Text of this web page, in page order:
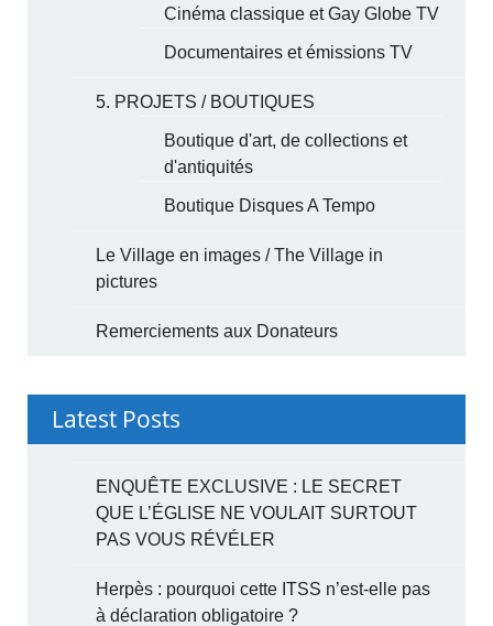
Cinéma classique et Gay Globe TV
Documentaires et émissions TV
5. PROJETS / BOUTIQUES
Boutique d'art, de collections et
d'antiquités
Boutique Disques A Tempo
Le Village en images / The Village in
pictures
Remerciements aux Donateurs
Latest Posts
ENQUÊTE EXCLUSIVE : LE SECRET
QUE L’ÉGLISE NE VOULAIT SURTOUT
PAS VOUS RÉVÉLER
Herpès : pourquoi cette ITSS n’est-elle pas
à déclaration obligatoire ?